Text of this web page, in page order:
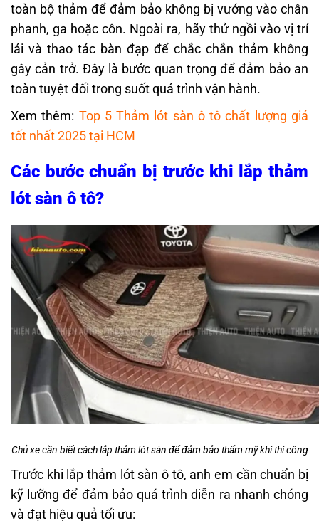
toàn bộ thảm để đảm bảo không bị vướng vào chân
phanh, ga hoặc côn. Ngoài ra, hãy thử ngồi vào vị trí
lái và thao tác bàn đạp để chắc chắn thảm không
gây cản trở. Đây là bước quan trọng để đảm bảo an
toàn tuyệt đối trong suốt quá trình vận hành.
Xem thêm: Top 5 Thảm lót sàn ô tô chất lượng giá
tốt nhất 2025 tại HCM
Các bước chuẩn bị trước khi lắp thảm
lót sàn ô tô?
Chủ xe cần biết cách lắp thảm lót sàn để đảm bảo thẩm mỹ khi thi công
Trước khi lắp thảm lót sàn ô tô, anh em cần chuẩn bị
kỹ lưỡng để đảm bảo quá trình diễn ra nhanh chóng
và đạt hiệu quả tối ưu: